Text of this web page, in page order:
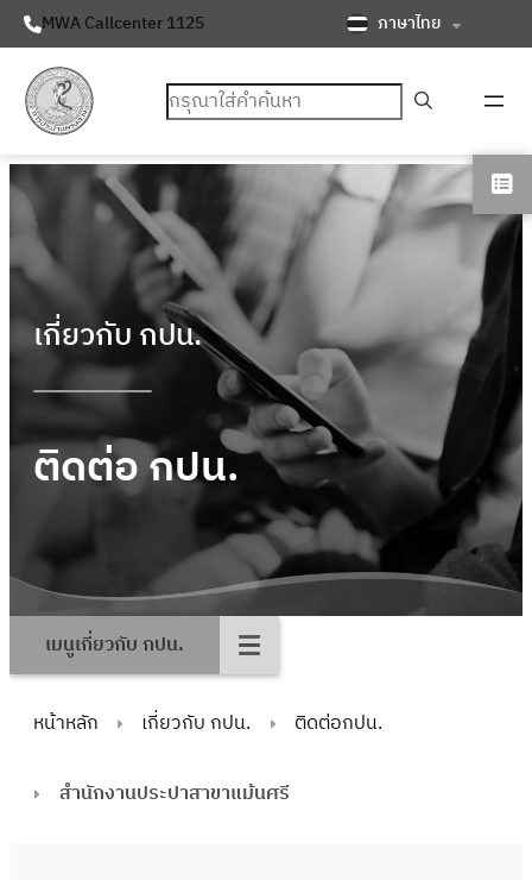
MWA Callcenter 1125 ภาษาไทย
ค้นหา
เกี่ยวกับ กปน.
ติดต่อ กปน.
เมนูเกี่ยวกับ กปน.
หน้าหลัก เกี่ยวกับ กปน. ติดต่อกปน.
สำนักงานประปาสาขาแม้นศรี